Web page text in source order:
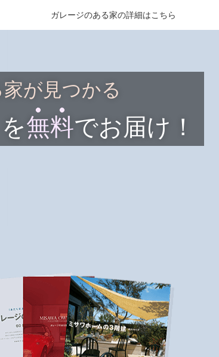
ガレージのある家の詳細はこちら
が見つかる
無料でお届け！